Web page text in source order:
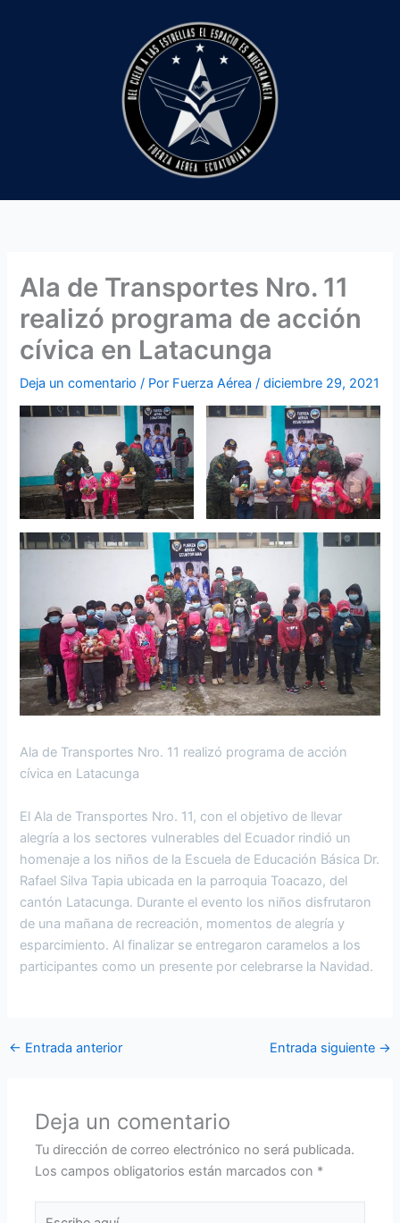
Ala de Transportes Nro. 11
realizó programa de acción
cívica en Latacunga
Deja un comentario / Por Fuerza Aérea/diciembre 29, 2021
Ala de Transportes Nro. 11 realizó programa de acción
cívica en Latacunga
El Ala de Transportes Nro. 11, con el objetivo de llevar
alegría a los sectores vulnerables del Ecuador rindió un
homenaje a los niños de la Escuela de Educación Básica Dr.
Rafael Silva Tapia ubicada en la parroquia Toacazo, del
cantón Latacunga. Durante el evento los niños disfrutaron
de una mañana de recreación, momentos de alegría y
esparcimiento. Al finalizar se entregaron caramelos a los
participantes como un presente por celebrarse la Navidad.
← Entrada anterior Entrada siguiente →
Deja un comentario
Tu dirección de correo electrónico no será publicada.
Los campos obligatorios están marcados con *